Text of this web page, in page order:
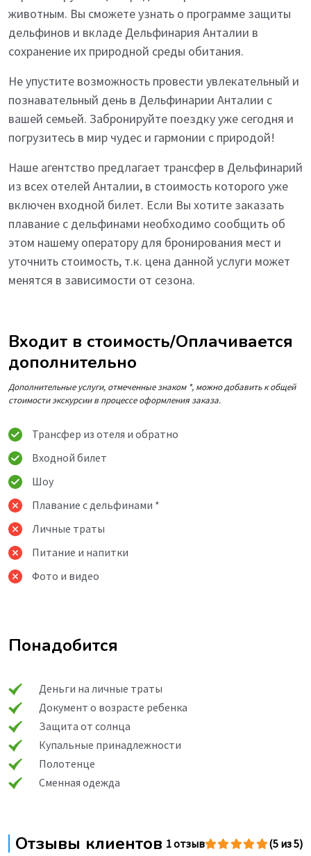
животным. Вы сможете узнать о программе защиты
дельфинов и вкладе Дельфинария Анталии в
сохранение их природной среды обитания.
Не упустите возможность провести увлекательный и
познавательный день в Дельфинарии Анталии с
вашей семьей. Забронируйте поездку уже сегодня и
погрузитесь в мир чудес и гармонии с природой!
Наше агентство предлагает трансфер в Дельфинарий
из всех отелей Анталии, в стоимость которого уже
включен входной билет. Если Вы хотите заказать
плавание с дельфинами необходимо сообщить об
этом нашему оператору для бронирования мест и
уточнить стоимость, т.к. цена данной услуги может
менятся в зависимости от сезона.
Входит в стоимость/Оплачивается
дополнительно
Дополнительные услуги, отмеченные знаком *, можно добавить к общей
стоимости экскурсии в процессе оформления заказа.
Трансфер из отеля и обратно
Входной билет
Шоу
Плавание с дельфинами *
Личные траты
Питание и напитки
Фото и видео
Понадобится
Деньги на личные траты
Документ о возрасте ребенка
Защита от солнца
Купальные принадлежности
Полотенце
Сменная одежда
Отзывы клиентов 1 отзыв (5 из 5)